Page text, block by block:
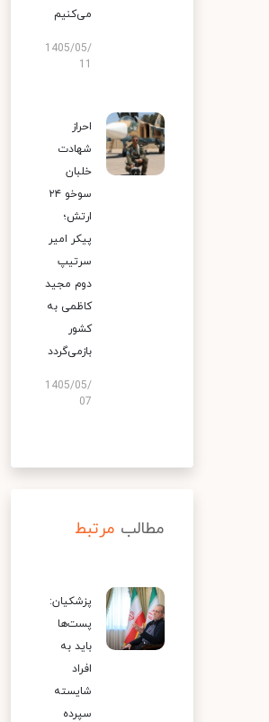
می‌کنیم
1405/05/
احراز
شهادت
خلبان
سوخو ۲۴
ارتش؛
پیکر امیر
سرتیپ
دوم مجید
کاظمی به
کشور
بازمی‌گردد
1405/05/
07
مطالب مرتبط
پزشکیان:
پست‌ها
باید به
افراد
شایسته
سپرده